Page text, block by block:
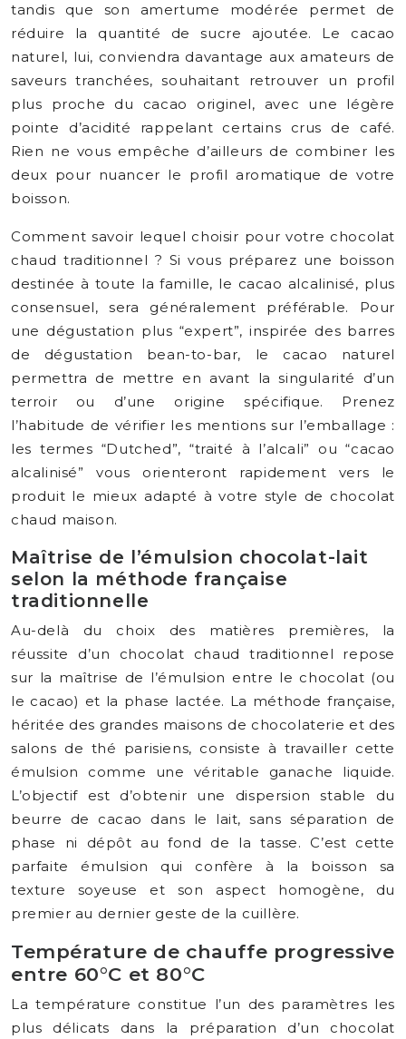
tandis que son amertume modérée permet de
réduire la quantité de sucre ajoutée. Le cacao
naturel, lui, conviendra davantage aux amateurs de
saveurs tranchées, souhaitant retrouver un profil
plus proche du cacao originel, avec une légère
pointe d’acidité rappelant certains crus de café.
Rien ne vous empêche d’ailleurs de combiner les
deux pour nuancer le profil aromatique de votre
boisson.
Comment savoir lequel choisir pour votre chocolat
chaud traditionnel ? Si vous préparez une boisson
destinée à toute la famille, le cacao alcalinisé, plus
consensuel, sera généralement préférable. Pour
une dégustation plus “expert”, inspirée des barres
de dégustation bean-to-bar, le cacao naturel
permettra de mettre en avant la singularité d’un
terroir ou d’une origine spécifique. Prenez
l’habitude de vérifier les mentions sur l’emballage :
les termes “Dutched”, “traité à l’alcali” ou “cacao
alcalinisé” vous orienteront rapidement vers le
produit le mieux adapté à votre style de chocolat
chaud maison.
Maîtrise de l’émulsion chocolat-lait
selon la méthode française
traditionnelle
Au-delà du choix des matières premières, la
réussite d’un chocolat chaud traditionnel repose
sur la maîtrise de l’émulsion entre le chocolat (ou
le cacao) et la phase lactée. La méthode française,
héritée des grandes maisons de chocolaterie et des
salons de thé parisiens, consiste à travailler cette
émulsion comme une véritable ganache liquide.
L’objectif est d’obtenir une dispersion stable du
beurre de cacao dans le lait, sans séparation de
phase ni dépôt au fond de la tasse. C’est cette
parfaite émulsion qui confère à la boisson sa
texture soyeuse et son aspect homogène, du
premier au dernier geste de la cuillère.
Température de chauffe progressive
entre 60°C et 80°C
La température constitue l’un des paramètres les
plus délicats dans la préparation d’un chocolat